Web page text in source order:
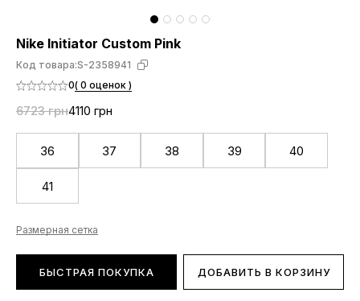
Nike Initiator Custom Pink
Код товара:S-2358941
0( 0 оценок )
6723 грн4110 грн
36 37 38 39 40
41
Размерная сетка
БЫСТРАЯ ПОКУПКА ДОБАВИТЬ В КОРЗИНУ